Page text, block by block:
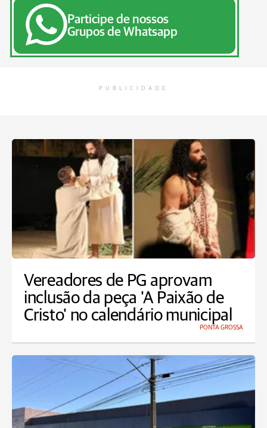
Participe de nossos
Grupos de Whatsapp
PUBLICIDADE
Vereadores de PG aprovam
inclusão da peça 'A Paixão de
Cristo' no calendário municipal
PONTA GROSSA